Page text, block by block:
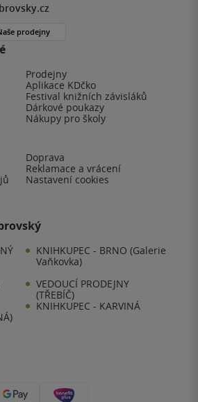
Prodejny
Aplikace KDčko
Festival knižních závisláků
Dárkové poukazy
Nákupy pro školy
Doprava
Reklamace a vrácení
Nastavení cookies
KNIHKUPEC - BRNO (Galerie
Vaňkovka)
VEDOUCÍ PRODEJNY
(TŘEBÍČ)
KNIHKUPEC - KARVINÁ
prodejny